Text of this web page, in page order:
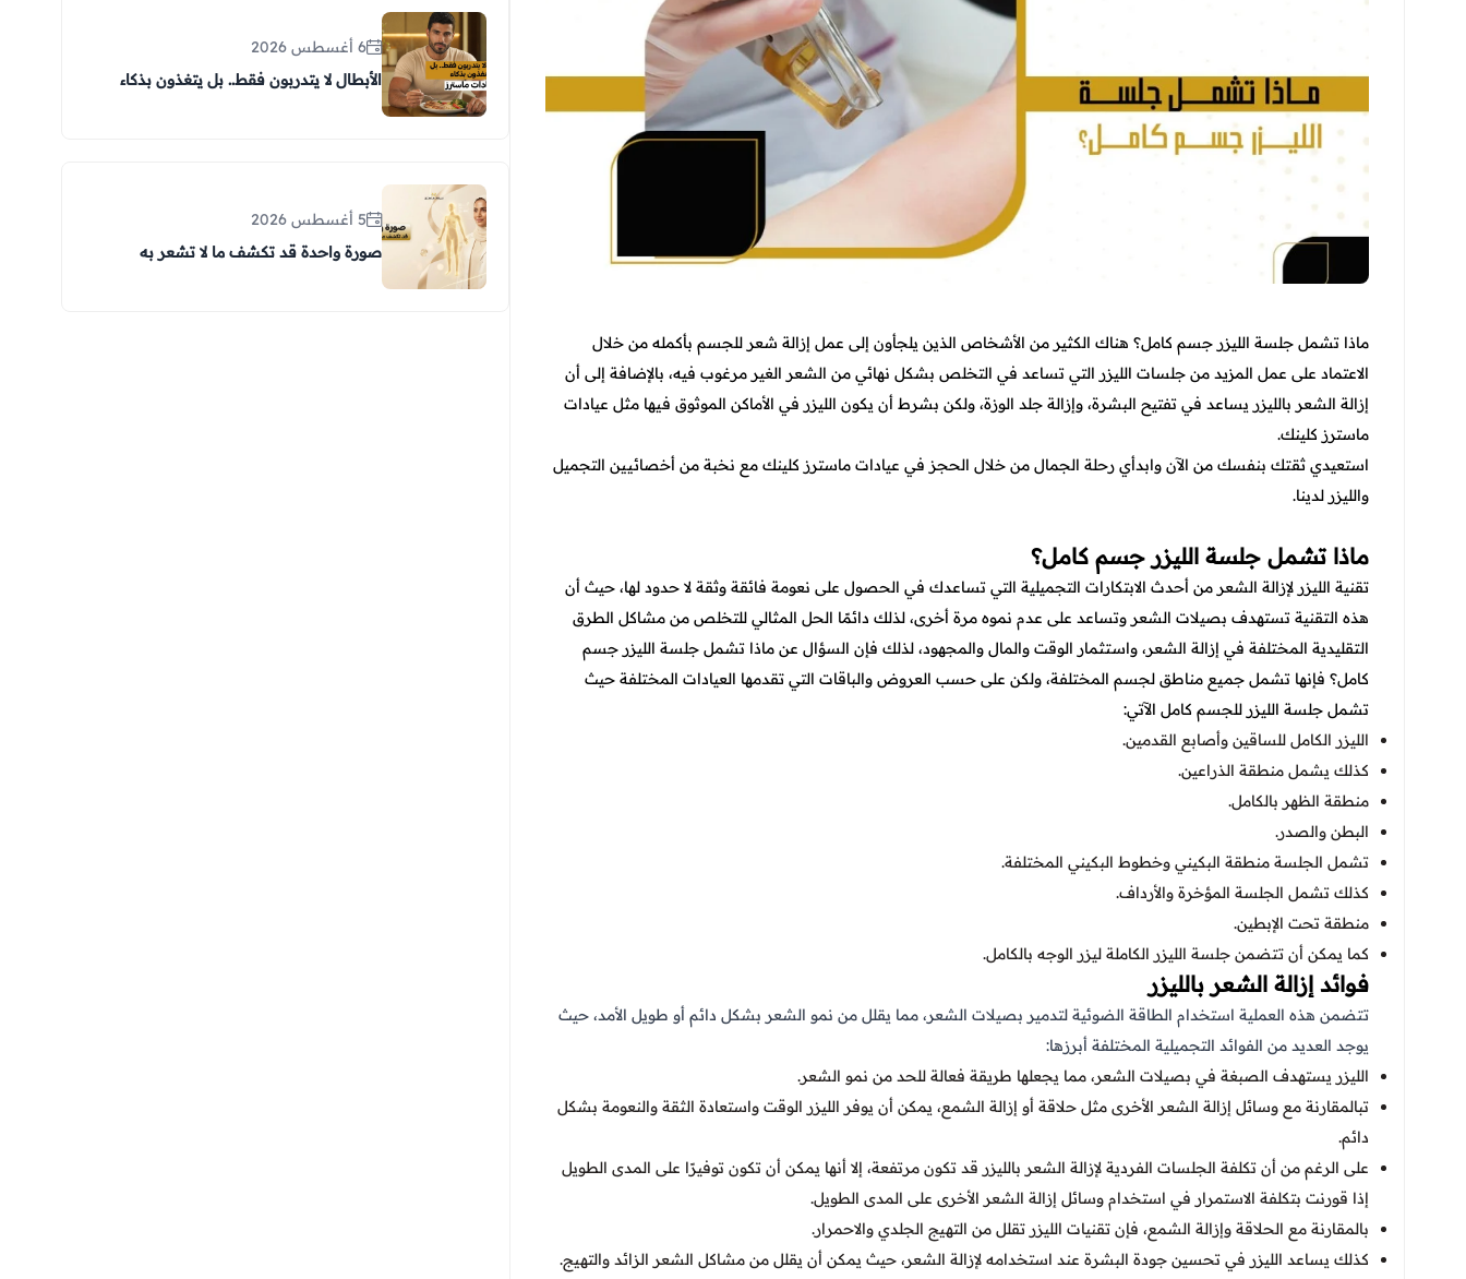
ماذا تشمل جلسة الليزر جسم كامل؟ هناك الكثير من الأشخاص الذين يلجأون إلى عمل إزالة شعر للجسم بأكمله من خلال
الاعتماد على عمل المزيد من جلسات الليزر التي تساعد في التخلص بشكل نهائي من الشعر الغير مرغوب فيه، بالإضافة إلى أن
إزالة الشعر بالليزر يساعد في تفتيح البشرة، وإزالة جلد الوزة، ولكن بشرط أن يكون الليزر في الأماكن الموثوق فيها مثل عيادات
ماسترز كلينك.
استعيدي ثقتك بنفسك من الآن وابدأي رحلة الجمال من خلال الحجز في عيادات ماسترز كلينك مع نخبة من أخصائيين التجميل
والليزر لدينا.
ماذا تشمل جلسة الليزر جسم كامل؟
تقنية الليزر لإزالة الشعر من أحدث الابتكارات التجميلية التي تساعدك في الحصول على نعومة فائقة وثقة لا حدود لها، حيث أن
هذه التقنية تستهدف بصيلات الشعر وتساعد على عدم نموه مرة أخرى، لذلك دائمًا الحل المثالي للتخلص من مشاكل الطرق
التقليدية المختلفة في إزالة الشعر، واستثمار الوقت والمال والمجهود، لذلك فإن السؤال عن ماذا تشمل جلسة الليزر جسم
كامل؟ فإنها تشمل جميع مناطق لجسم المختلفة، ولكن على حسب العروض والباقات التي تقدمها العيادات المختلفة حيث
تشمل جلسة الليزر للجسم كامل الآتي:
الليزر الكامل للساقين وأصابع القدمين.
كذلك يشمل منطقة الذراعين.
منطقة الظهر بالكامل.
البطن والصدر.
تشمل الجلسة منطقة البكيني وخطوط البكيني المختلفة.
كذلك تشمل الجلسة المؤخرة والأرداف.
منطقة تحت الإبطين.
كما يمكن أن تتضمن جلسة الليزر الكاملة ليزر الوجه بالكامل.
فوائد إزالة الشعر بالليزر
تتضمن هذه العملية استخدام الطاقة الضوئية لتدمير بصيلات الشعر، مما يقلل من نمو الشعر بشكل دائم أو طويل الأمد، حيث
يوجد العديد من الفوائد التجميلية المختلفة أبرزها:
الليزر يستهدف الصبغة في بصيلات الشعر، مما يجعلها طريقة فعالة للحد من نمو الشعر.
تبالمقارنة مع وسائل إزالة الشعر الأخرى مثل حلاقة أو إزالة الشمع، يمكن أن يوفر الليزر الوقت واستعادة الثقة والنعومة بشكل
دائم.
على الرغم من أن تكلفة الجلسات الفردية لإزالة الشعر بالليزر قد تكون مرتفعة، إلا أنها يمكن أن تكون توفيرًا على المدى الطويل
إذا قورنت بتكلفة الاستمرار في استخدام وسائل إزالة الشعر الأخرى على المدى الطويل.
بالمقارنة مع الحلاقة وإزالة الشمع، فإن تقنيات الليزر تقلل من التهيج الجلدي والاحمرار.
كذلك يساعد الليزر في تحسين جودة البشرة عند استخدامه لإزالة الشعر، حيث يمكن أن يقلل من مشاكل الشعر الزائد والتهيج.
6 أغسطس 2026
الأبطال لا يتدربون فقط.. بل يتغذون بذكاء
5 أغسطس 2026
صورة واحدة قد تكشف ما لا تشعر به